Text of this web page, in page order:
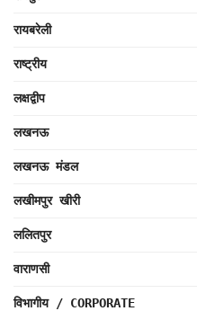
रायबरेली
राष्ट्रीय
लक्षद्वीप
लखनऊ
लखनऊ मंडल
लखीमपुर खीरी
ललितपुर
वाराणसी
विभागीय / CORPORATE